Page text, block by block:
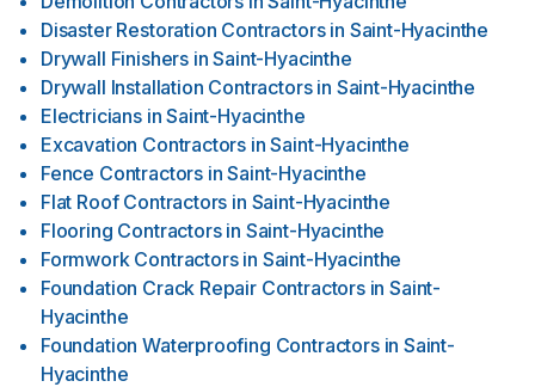
Disaster Restoration Contractors in Saint-Hyacinthe
Drywall Finishers in Saint-Hyacinthe
Drywall Installation Contractors in Saint-Hyacinthe
Electricians in Saint-Hyacinthe
Excavation Contractors in Saint-Hyacinthe
Fence Contractors in Saint-Hyacinthe
Flat Roof Contractors in Saint-Hyacinthe
Flooring Contractors in Saint-Hyacinthe
Formwork Contractors in Saint-Hyacinthe
Foundation Crack Repair Contractors in Saint-
Hyacinthe
Foundation Waterproofing Contractors in Saint-
Hyacinthe